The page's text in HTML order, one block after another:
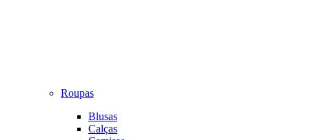
Roupas
Blusas
Calças